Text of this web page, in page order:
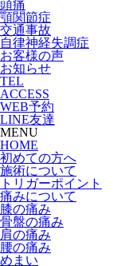
頭痛
顎関節症
交通事故
自律神経失調症
お客様の声
お知らせ
TEL
ACCESS
WEB予約
LINE友達
MENU
HOME
初めての方へ
施術について
トリガーポイント
痛みについて
膝の痛み
骨盤の痛み
肩の痛み
腰の痛み
めまい